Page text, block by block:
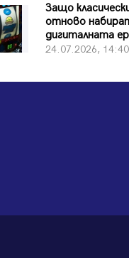
Защо
отново
дигиталната
24.07.2026,